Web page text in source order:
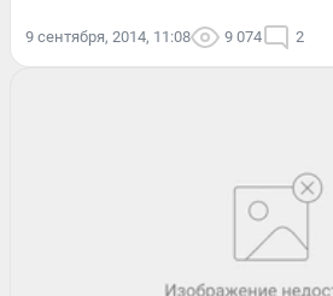
9 сентября, 2014, 11:08 9 074 2